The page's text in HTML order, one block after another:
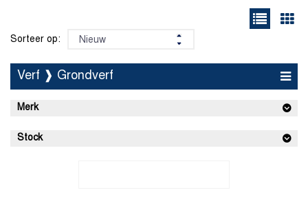
Sorteer op:
Verf ❱ Grondverf
Merk
Stock